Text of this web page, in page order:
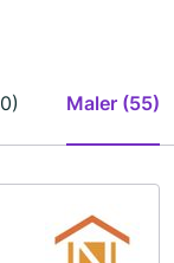
Maler (55)